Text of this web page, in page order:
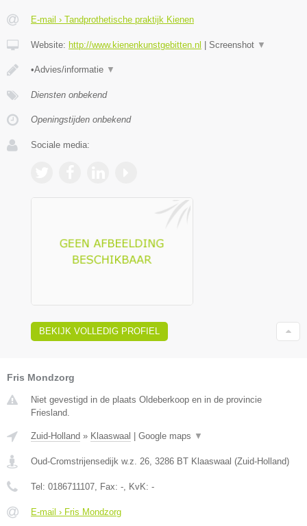
E-mail › Tandprothetische praktijk Kienen
Website: http://www.kienenkunstgebitten.nl | Screenshot ▼
•Advies/informatie ▼
Diensten onbekend
Openingstijden onbekend
Sociale media:
BEKIJK VOLLEDIG PROFIEL
Fris Mondzorg
Niet gevestigd in de plaats Oldeberkoop en in de provincie
Friesland.
Zuid-Holland » Klaaswaal Google maps ▼
Oud-Cromstrijensedijk w.z. 26, 3286 BT Klaaswaal (Zuid-Holland)
Tel: 0186711107, Fax: -, KvK: -
E-mail › Fris Mondzorg